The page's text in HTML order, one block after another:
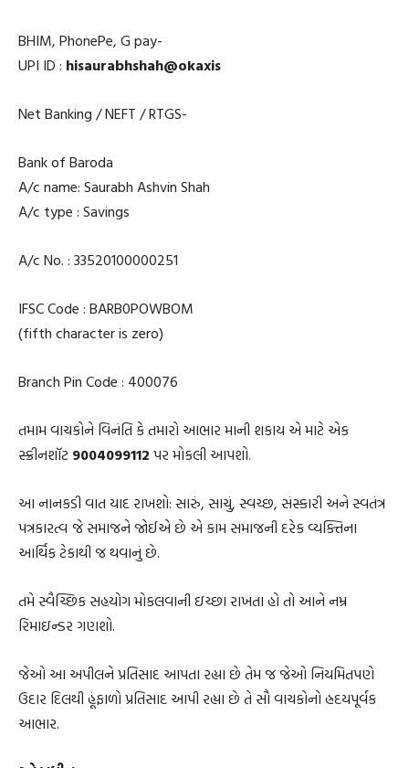
BHIM, PhonePe, G pay-
UPI ID : hisaurabhshah@okaxis
Net Banking / NEFT / RTGS-
Bank of Baroda
A/c name: Saurabh Ashvin Shah
A/c type : Savings
A/c No. : 33520100000251
IFSC Code : BARB0POWBOM
(fifth character is zero)
Branch Pin Code : 400076
તમામ વાચકોને વિનંતિ કે તમારો આભાર માની શકાય એ માટે એક
સ્ક્રીનશૉટ 9004099112 પર મોકલી આપશો.
આ નાનકડી વાત યાદ રાખશો: સારું, સાચું, સ્વચ્છ, સંસ્કારી અને સ્વતંત્ર
પત્રકારત્વ જે સમાજને જોઈએ છે એ કામ સમાજની દરેક વ્યક્તિના
આર્થિક ટેકાથી જ થવાનું છે.
તમે સ્વૈચ્છિક સહયોગ મોકલવાની ઇચ્છા રાખતા હો તો આને નમ્ર
રિમાઇન્ડર ગણશો.
જેઓ આ અપીલને પ્રતિસાદ આપતા રહ્યા છે તેમ જ જેઓ નિયમિતપણે
ઉદાર દિલથી હૂંફાળો પ્રતિસાદ આપી રહ્યા છે તે સૌ વાચકોનો હ્રદયપૂર્વક
આભાર.